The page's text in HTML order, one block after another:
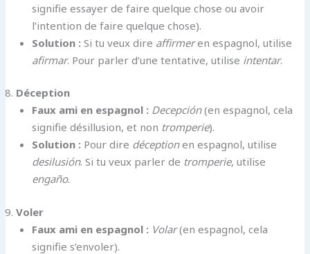
signifie essayer de faire quelque chose ou avoir
l’intention de faire quelque chose).
Solution :Si tu veux dire affirmeren espagnol, utilise
afirmar. Pour parler d’une tentative, utilise intentar.
Déception
Faux ami en espagnol : Decepción(en espagnol, cela
signifie désillusion, et non tromperie).
Solution :Pour dire déceptionen espagnol, utilise
desilusión. Si tu veux parler de tromperie, utilise
engaño.
Voler
Faux ami en espagnol : Volar(en espagnol, cela
signifie s’envoler).